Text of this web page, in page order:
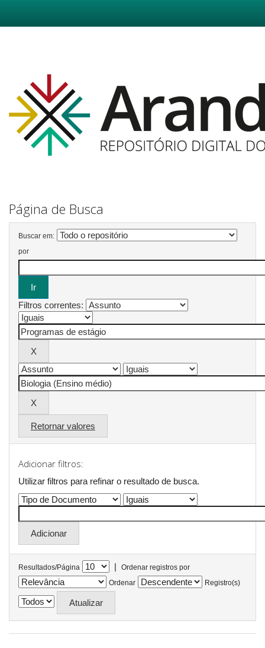
Página de Busca
Buscar em:
por
Filtros correntes:
Retornar valores
Adicionar filtros:
Utilizar filtros para refinar o resultado de busca.
Resultados/Página |
Ordenar registros por
Ordenar
Registro(s)